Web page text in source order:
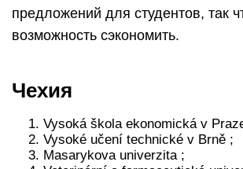
предложений для студентов, так
возможность сэкономить.
Чехия
Vysoká škola ekonomická v
Vysoké učení technické v Brně ;
Masarykova univerzita ;